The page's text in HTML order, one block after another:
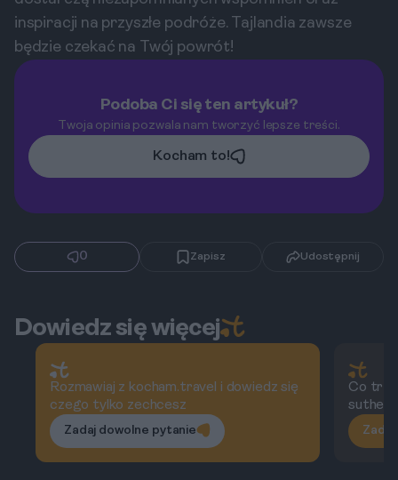
inspiracji na przyszłe podróże. Tajlandia zawsze
będzie czekać na Twój powrót!
Podoba Ci się ten artykuł?
Twoja opinia pozwala nam tworzyć lepsze treści.
Kocham to!
0 Zapisz Udostępnij
Dowiedz się więcej
Rozmawiaj z kocham.travel i dowiedz się
czego tylko zechcesz
Zadaj dowolne pytanie
Co